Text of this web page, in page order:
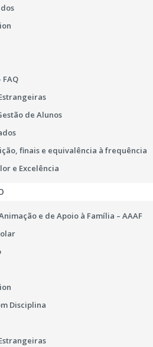
de Alunos
finais e equivalência à frequência
e Excelência
e de Apoio à Família – AAAF
Disciplina